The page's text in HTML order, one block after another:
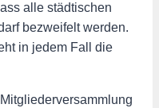
alle städtischen
bezweifelt werden.
in jedem Fall die